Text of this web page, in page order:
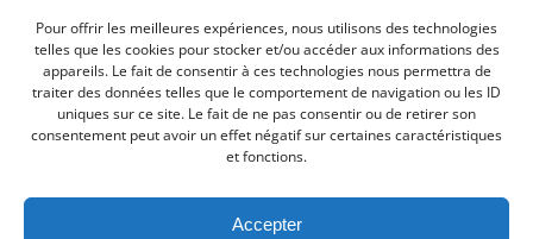
Pour offrir les meilleures expériences, nous utilisons des technologies
telles que les cookies pour stocker et/ou accéder aux informations des
appareils. Le fait de consentir à ces technologies nous permettra de
traiter des données telles que le comportement de navigation ou les ID
uniques sur ce site. Le fait de ne pas consentir ou de retirer son
consentement peut avoir un effet négatif sur certaines caractéristiques
et fonctions.
Accepter
04 66 88 01 05